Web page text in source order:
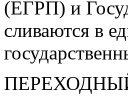
(ЕГРП) и
сливаются в